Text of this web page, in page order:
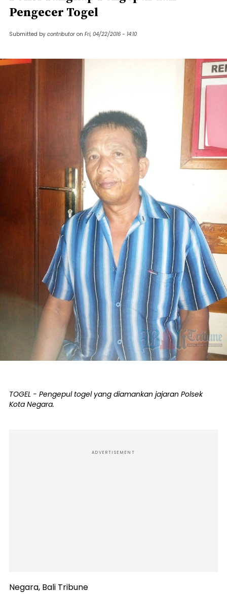
Pengecer Togel
Submitted by contributor on Fri, 04/22/2016 - 14:10
TOGEL - Pengepul togel yang diamankan jajaran Polsek
Kota Negara.
ADVERTISEMENT
Negara, Bali Tribune